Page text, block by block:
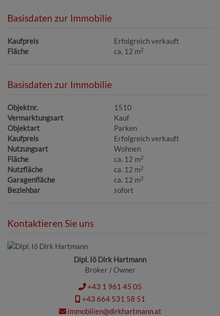
Basisdaten zur Immobilie
Kaufpreis
Erfolgreich verkauft
Fläche
ca. 12 m2
Basisdaten zur Immobilie
Objektnr.
1510
Vermarktungsart
Kauf
Objektart
Parken
Kaufpreis
Erfolgreich verkauft
Nutzungsart
Wohnen
Fläche
ca. 12 m2
Nutzfläche ca. 12 m2
Garagenfläche ca. 12 m2
Beziehbar sofort
Kontaktieren Sie uns
Dipl. Iö Dirk Hartmann
Broker / Owner
+43 1 961 45 05
+43 664 531 58 51
immobilien@dirkhartmann.at